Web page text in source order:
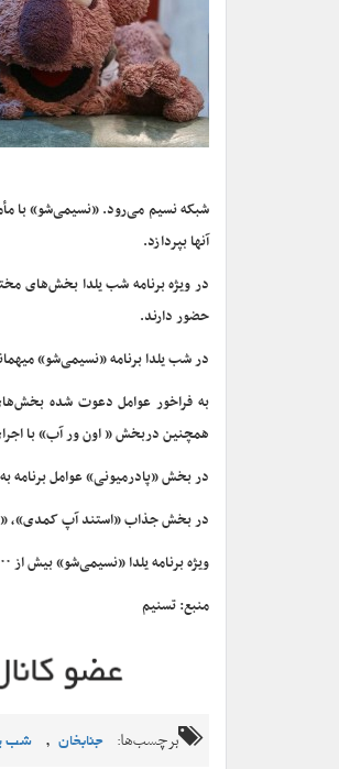
شبکه نسیم می‌رود. «نسیمی‌شو» با
آنها بپردازد.
در ویژه برنامه شب یلدا بخش‌های
حضور دارند.
در شب یلدا برنامه «نسیمی‌شو»
به فراخور عوامل دعوت شده
همچنین دربخش « اون ور آب» با
در بخش «پادرمیونی» عوامل برنامه
در بخش جذاب «استند آپ کمدی»،
ویژه برنامه یلدا «نسیمی‌شو» بیش از ۱۰۰ دقیقه پنجشنبه و جمعه ساعت ۱۹:۳۰ روی آنتن شبکه نسیم می‌رود.
منبع: تسنیم
برچسب‌ها: جنابخان , شب